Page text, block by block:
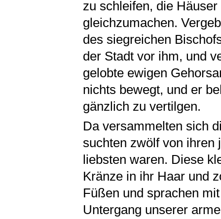
zu schleifen, die
gleichzumachen.
des siegreichen
der Stadt vor ihm, und
gelobte ewigen
nichts bewegt, und er
gänzlich zu vertilgen.
Da versammelten sich
suchten zwölf von ihren
liebsten waren. Diese
Kränze in ihr Haar und
Füßen und sprachen
Untergang unserer